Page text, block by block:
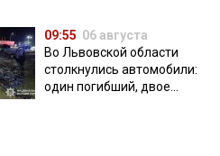
09:55 06 августа
Во Львовской области
столкнулись автомобили:
один погибший, двое